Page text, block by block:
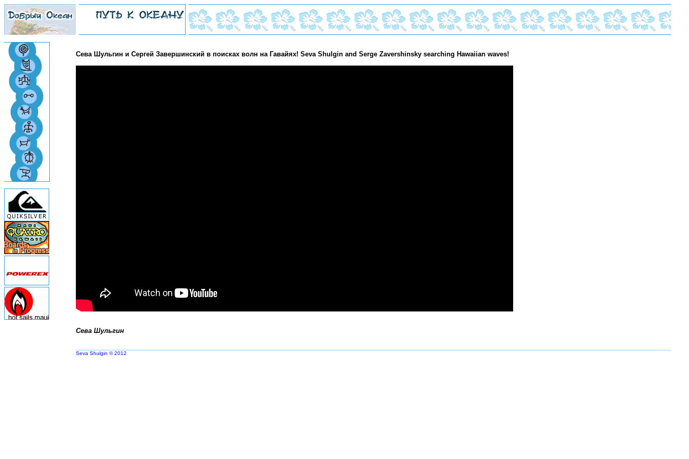
Сева Шульгин и Сергей Завершинский в поисках волн на Гавайях! Seva Shulgin and Serge Zavershinsky searching Hawaiian waves!
Сева Шульгин
Seva Shulgin © 2012